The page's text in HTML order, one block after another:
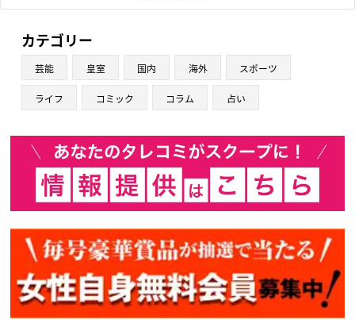
カテゴリー
芸能 皇室 国内 海外 スポーツ
ライフ コミック コラム 占い